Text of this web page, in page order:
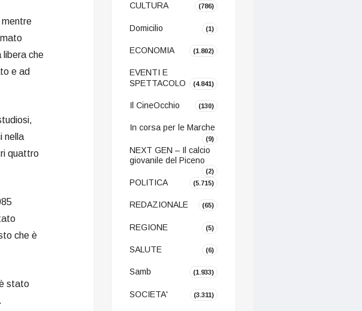
mentre
libera che
e ad
nella
quattro
che è
stato
CULTURA (786)
Domicilio (1)
ECONOMIA (1.802)
EVENTI E
SPETTACOLO
(4.841)
Il CineOcchio (130)
In corsa per le Marche
(9)
NEXT GEN – Il calcio
giovanile del Piceno
(2)
POLITICA (5.715)
REDAZIONALE (65)
REGIONE (5)
SALUTE (6)
Samb (1.933)
SOCIETA' (3.311)